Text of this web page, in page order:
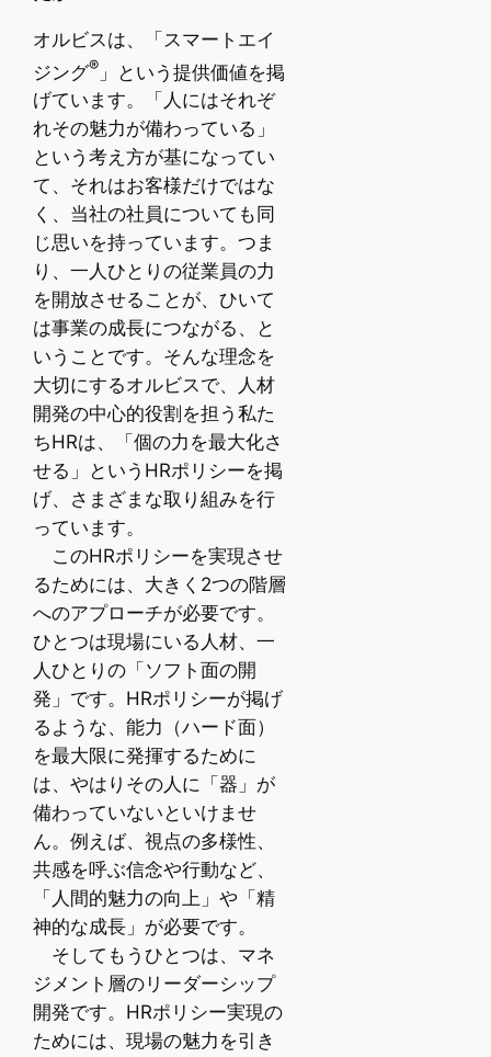
オルビスは、「スマートエイ
ジング® 」という提供価値を掲
げています。「人にはそれぞ
れその魅力が備わっている」
という考え方が基になってい
て、それはお客様だけではな
く、当社の社員についても同
じ思いを持っています。つま
り、一人ひとりの従業員の力
を開放させることが、ひいて
は事業の成長につながる、と
いうことです。そんな理念を
大切にするオルビスで、人材
開発の中心的役割を担う私た
ちHRは、「個の力を最大化さ
せる」というHRポリシーを掲
げ、さまざまな取り組みを行
っています。
このHRポリシーを実現させ
るためには、大きく2つの階層
へのアプローチが必要です。
ひとつは現場にいる人材、一
人ひとりの「ソフト面の開
発」です。HRポリシーが掲げ
るような、能力（ハード面）
を最大限に発揮するために
は、やはりその人に「器」が
備わっていないといけませ
ん。例えば、視点の多様性、
共感を呼ぶ信念や行動など、
「人間的魅力の向上」や「精
神的な成長」が必要です。
そしてもうひとつは、マネ
ジメント層のリーダーシップ
開発です。HRポリシー実現の
ためには、現場の魅力を引き